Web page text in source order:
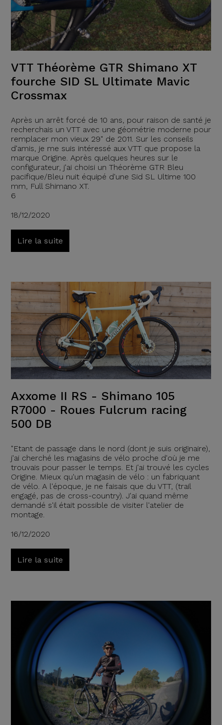
VTT Théorème GTR Shimano XT
fourche SID SL Ultimate Mavic
Crossmax
Après un arrêt forcé de 10 ans, pour raison de santé je
recherchais un VTT avec une géométrie moderne pour
remplacer mon vieux 29" de 2011. Sur les conseils
d'amis, je me suis intéressé aux VTT que propose la
marque Origine. Après quelques heures sur le
configurateur, j'ai choisi un Théorème GTR Bleu
pacifique/Bleu nuit équipé d'une Sid SL Ultime 100
mm, Full Shimano XT.
6
18/12/2020
Lire la suite
Axxome II RS - Shimano 105
R7000 - Roues Fulcrum racing
500 DB
"Etant de passage dans le nord (dont je suis originaire),
j'ai cherché les magasins de vélo proche d'où je me
trouvais pour passer le temps. Et j'ai trouvé les cycles
Origine. Mieux qu'un magasin de vélo : un fabriquant
de vélo. A l'époque, je ne faisais que du VTT, (trail
engagé, pas de cross-country). J'ai quand même
demandé s'il était possible de visiter l'atelier de
montage.
16/12/2020
Lire la suite